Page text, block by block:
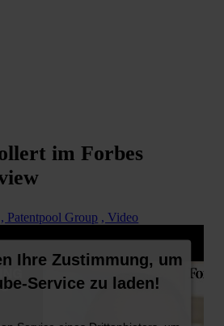
im Forbes
, Patentpool Group , Video
Ihre Zustimmung, um
Service zu laden!